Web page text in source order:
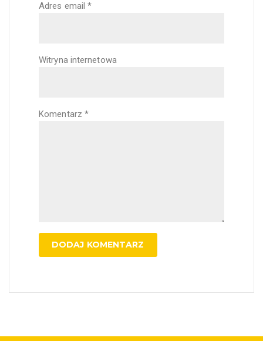
Adres email*
Witryna internetowa
Komentarz *